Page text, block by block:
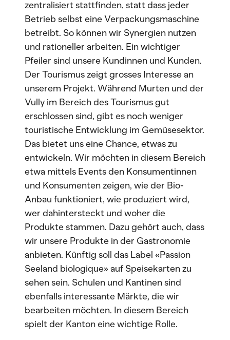
zentralisiert stattfinden, statt dass jeder
Betrieb selbst eine Verpackungsmaschine
betreibt. So können wir Synergien nutzen
und rationeller arbeiten. Ein wichtiger
Pfeiler sind unsere Kundinnen und Kunden.
Der Tourismus zeigt grosses Interesse an
unserem Projekt. Während Murten und der
Vully im Bereich des Tourismus gut
erschlossen sind, gibt es noch weniger
touristische Entwicklung im Gemüsesektor.
Das bietet uns eine Chance, etwas zu
entwickeln. Wir möchten in diesem Bereich
etwa mittels Events den Konsumentinnen
und Konsumenten zeigen, wie der Bio-
Anbau funktioniert, wie produziert wird,
wer dahintersteckt und woher die
Produkte stammen. Dazu gehört auch, dass
wir unsere Produkte in der Gastronomie
anbieten. Künftig soll das Label «Passion
Seeland biologique» auf Speisekarten zu
sehen sein. Schulen und Kantinen sind
ebenfalls interessante Märkte, die wir
bearbeiten möchten. In diesem Bereich
spielt der Kanton eine wichtige Rolle.